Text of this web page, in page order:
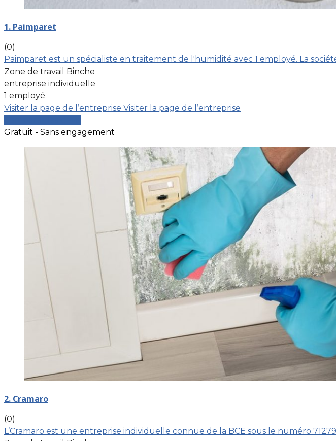
1. Paimparet
(0)
Paimparet est un spécialiste en traitement de l'humidité avec 1 employé. La
Zone de travail Binche
entreprise individuelle
1 employé
Visiter la page de l’entreprise Visiter la page de l’entreprise
Gratuit - Sans engagement
2. Cramaro
(0)
L’Cramaro est une entreprise individuelle connue de la BCE sous le numéro